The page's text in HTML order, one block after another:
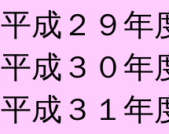
平成２９年
平成３０年
平成３１年